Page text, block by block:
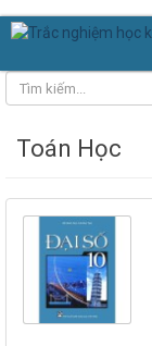
Toán Học